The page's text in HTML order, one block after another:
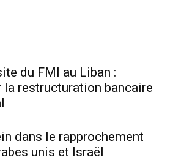
du FMI au Liban :
restructuration bancaire
dans le rapprochement
unis et Israël